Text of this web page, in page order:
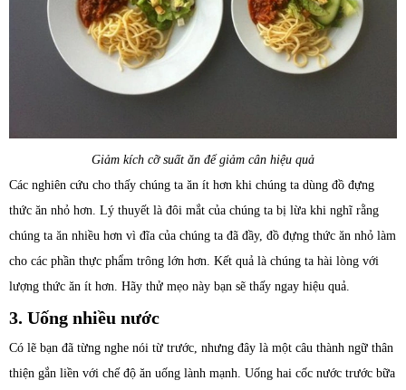
Giảm kích cỡ suất ăn để giảm cân hiệu quả
Các nghiên cứu cho thấy chúng ta ăn ít hơn khi chúng ta dùng đồ đựng
thức ăn nhỏ hơn. Lý thuyết là đôi mắt của chúng ta bị lừa khi nghĩ rằng
chúng ta ăn nhiều hơn vì đĩa của chúng ta đã đầy, đồ đựng thức ăn nhỏ làm
cho các phần thực phẩm trông lớn hơn. Kết quả là chúng ta hài lòng với
lượng thức ăn ít hơn. Hãy thử mẹo này bạn sẽ thấy ngay hiệu quả.
3. Uống nhiều nước
Có lẽ bạn đã từng nghe nói từ trước, nhưng đây là một câu thành ngữ thân
thiện gắn liền với chế độ ăn uống lành mạnh. Uống hai cốc nước trước bữa